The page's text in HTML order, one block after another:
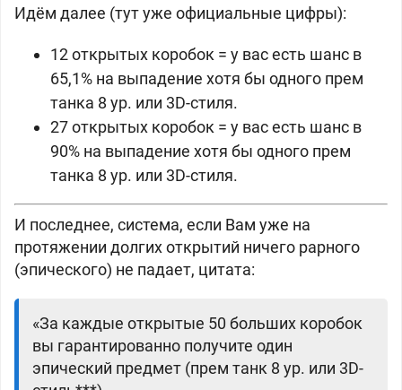
Идём далее (тут уже официальные цифры):
12 открытых коробок = у вас есть шанс в
65,1% на выпадение хотя бы одного прем
танка 8 ур. или 3D-стиля.
27 открытых коробок = у вас есть шанс в
90% на выпадение хотя бы одного прем
танка 8 ур. или 3D-стиля.
И последнее, система, если Вам уже на
протяжении долгих открытий ничего рарного
(эпического) не падает, цитата:
«За каждые открытые 50 больших коробок
вы гарантированно получите один
эпический предмет (прем танк 8 ур. или 3D-